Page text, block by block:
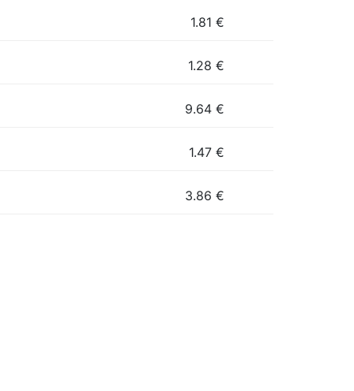
1.81 €
1.28 €
9.64 €
1.47 €
3.86 €